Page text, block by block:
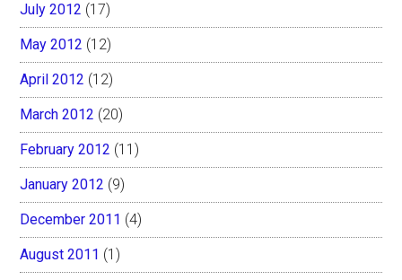
July 2012 (17)
May 2012 (12)
April 2012 (12)
March 2012 (20)
February 2012 (11)
January 2012 (9)
December 2011 (4)
August 2011 (1)